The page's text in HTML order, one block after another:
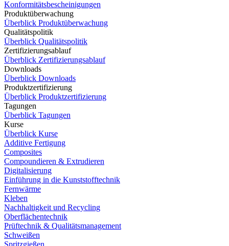
Konformitätsbescheinigungen
Produktüberwachung
Überblick Produktüberwachung
Qualitätspolitik
Überblick Qualitätspolitik
Zertifizierungsablauf
Überblick Zertifizierungsablauf
Downloads
Überblick Downloads
Produktzertifizierung
Überblick Produktzertifizierung
Tagungen
Überblick Tagungen
Kurse
Überblick Kurse
Additive Fertigung
Composites
Compoundieren & Extrudieren
Digitalisierung
Einführung in die Kunststofftechnik
Fernwärme
Kleben
Nachhaltigkeit und Recycling
Oberflächentechnik
Prüftechnik & Qualitätsmanagement
Schweißen
Spritzgießen